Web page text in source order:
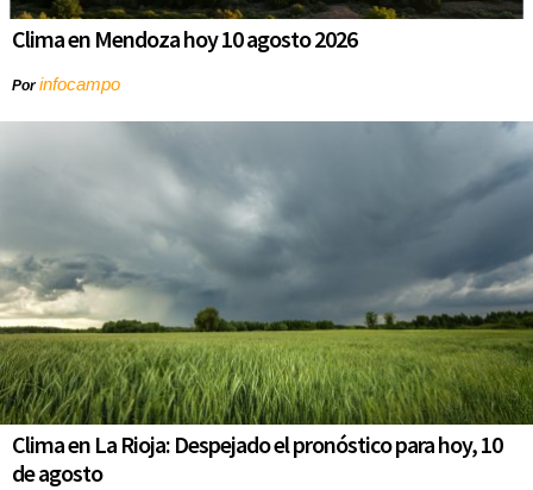
Clima en Mendoza hoy 10 agosto 2026
Porinfocampo
Clima en La Rioja: Despejado el pronóstico para hoy, 10
de agosto